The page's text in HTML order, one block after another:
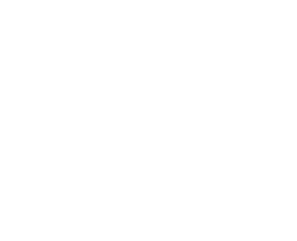
wie zum
ändern, wie die
Sie sich befinden.